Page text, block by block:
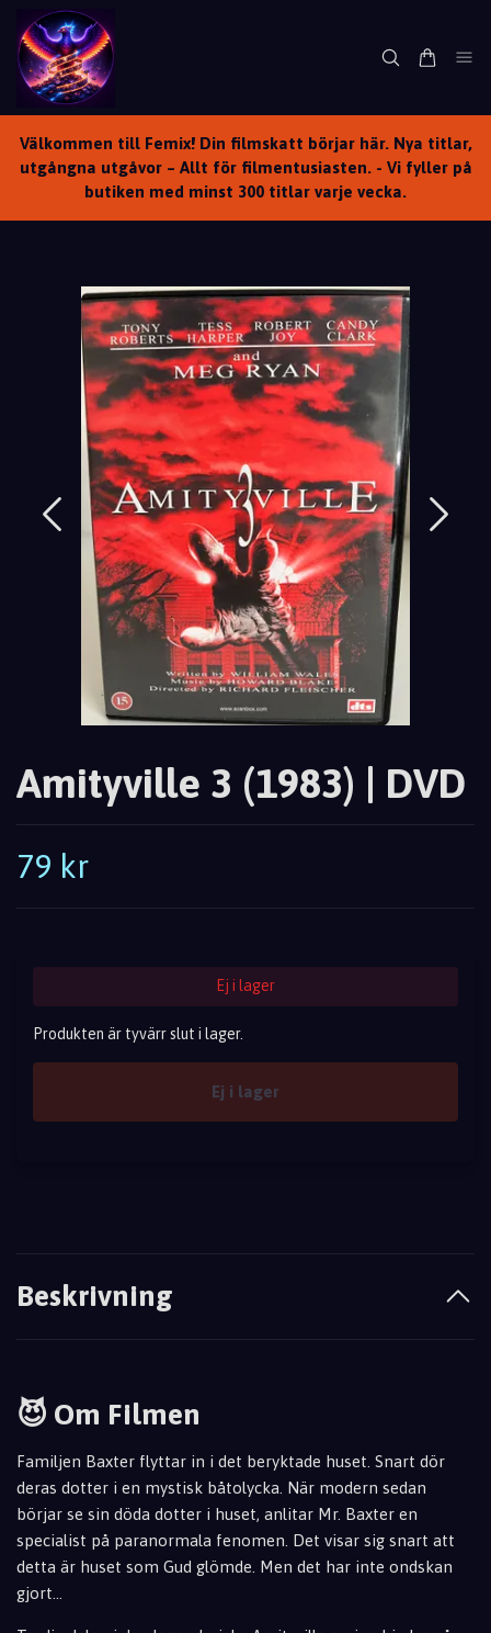
Välkommen till Femix! Din filmskatt börjar här. Nya titlar,
utgångna utgåvor – Allt för filmentusiasten. - Vi fyller på
butiken med minst 300 titlar varje vecka.
Amityville 3 (1983) | DVD
79 kr
Ej i lager
Produkten är tyvärr slut i lager.
Ej i lager
Beskrivning
😈 Om Filmen
Familjen Baxter flyttar in i det beryktade huset. Snart dör
deras dotter i en mystisk båtolycka. När modern sedan
börjar se sin döda dotter i huset, anlitar Mr. Baxter en
specialist på paranormala fenomen. Det visar sig snart att
detta är huset som Gud glömde. Men det har inte ondskan
gjort...